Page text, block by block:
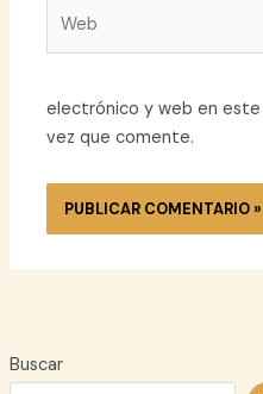
Buscar
electrónico y web en este
vez que comente.